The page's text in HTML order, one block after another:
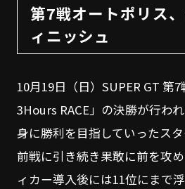
第7戦オートポリス
ィニッシュ
10月19日（日）SUPER GT 第
3Hours RACE」の決勝が行わ
身に勝利を目指していったスタ
前戦に引き続き果敢に前を攻
ィカー導入後には11位にまで浮